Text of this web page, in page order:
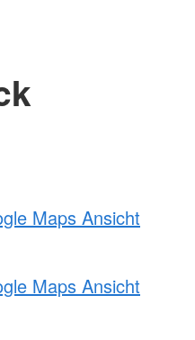
Maps Ansicht
Maps Ansicht